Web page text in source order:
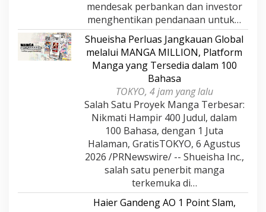
mendesak perbankan dan investor
menghentikan pendanaan untuk…
Shueisha Perluas Jangkauan Global
melalui MANGA MILLION, Platform
Manga yang Tersedia dalam 100
Bahasa
TOKYO, 4 jam yang lalu
Salah Satu Proyek Manga Terbesar:
Nikmati Hampir 400 Judul, dalam
100 Bahasa, dengan 1 Juta
Halaman, GratisTOKYO, 6 Agustus
2026 /PRNewswire/ -- Shueisha Inc.,
salah satu penerbit manga
terkemuka di…
Haier Gandeng AO 1 Point Slam,